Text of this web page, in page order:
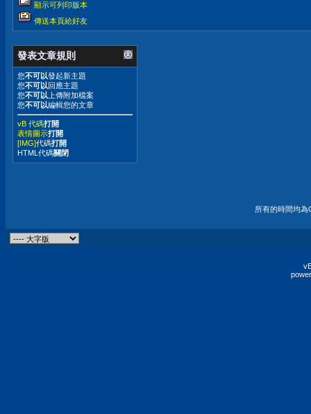
顯示可列印版本
傳送本頁給好友
發表文章規則
您不可以發起新主題
您不可以回應主題
您不可以 上傳附加檔案
您不可以編輯您的文章
vB 代碼打開
表情圖示打開
[IMG]代碼打開
HTML代碼關閉
所有的時間均為